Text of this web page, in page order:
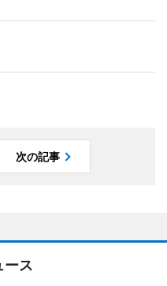
次の記事
ース